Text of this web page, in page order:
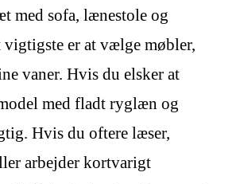
med sofa, lænestole og
vigtigste er at vælge møbler,
vaner. Hvis du elsker at
med fladt ryglæn og
Hvis du oftere læser,
arbejder kortvarigt